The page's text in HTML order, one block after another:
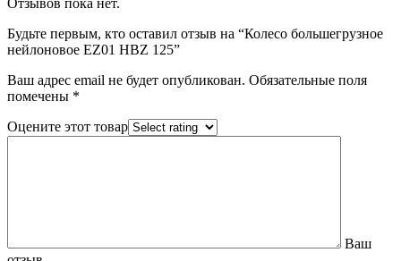
Будьте первым, кто оставил отзыв на “Колесо большегрузное
нейлоновое EZ01 HBZ 125”
Ваш адрес email не будет опубликован. Обязательные поля
помечены *
Оцените этот товар
Ваш